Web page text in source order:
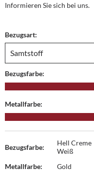
Informieren Sie sich bei uns.
Bezugsart:
Bezugsfarbe:
Metallfarbe:
Bezugsfarbe:
Hell Creme
Weiß
Metallfarbe:
Gold